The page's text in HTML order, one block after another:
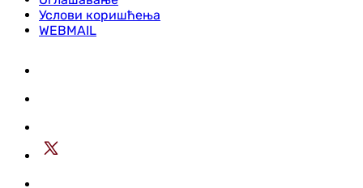
Услови коришћења
WEBMAIL